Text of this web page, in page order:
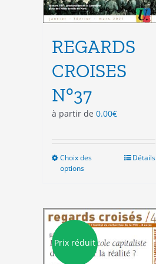
REGARDS
CROISES
N°37
à partir de 0.00€
Choix des
options
variations.
Les
peuvent
Détails
Prix réduit